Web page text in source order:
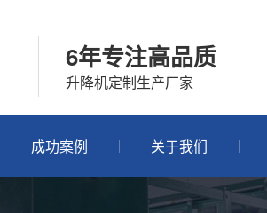
6年专注高品质
升降机定制生产厂家
成功案例 关于我们